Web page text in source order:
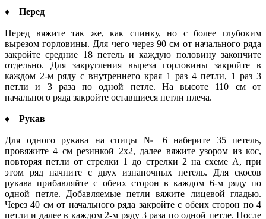
♦ Перед
Перед вяжите так же, как спинку, но с более глубоким
вырезом горловины. Для чего через 90 см от начального ряда
закройте средние 18 петель и каждую половину закончите
отдельно. Для закругления выреза горловины закройте в
каждом 2-м ряду с внутреннего края 1 раз 4 петли, 1 раз 3
петли и 3 раза по одной петле. На высоте 110 см от
начального ряда закройте оставшиеся петли плеча.
♦ Рукав
Для одного рукава на спицы № 6 наберите 35 петель,
провяжите 4 см резинкой 2x2, далее вяжите узором из кос,
повторяя петли от стрелки 1 до стрелки 2 на схеме А, при
этом ряд начните с двух изнаночных петель. Для скосов
рукава прибавляйте с обеих сторон в каждом 6-м ряду по
одной петле. Добавляемые петли вяжите лицевой гладью.
Через 40 см от начального ряда закройте с обеих сторон по 4
петли и далее в каждом 2-м ряду 3 раза по одной петле. После